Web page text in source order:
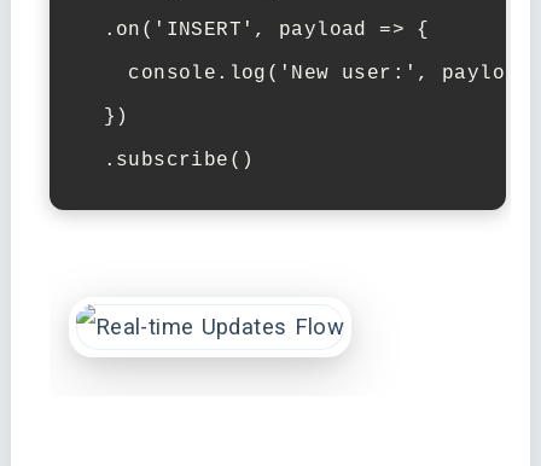
  .on('INSERT', payload => {
console.log('New user:',
  })
  .subscribe()